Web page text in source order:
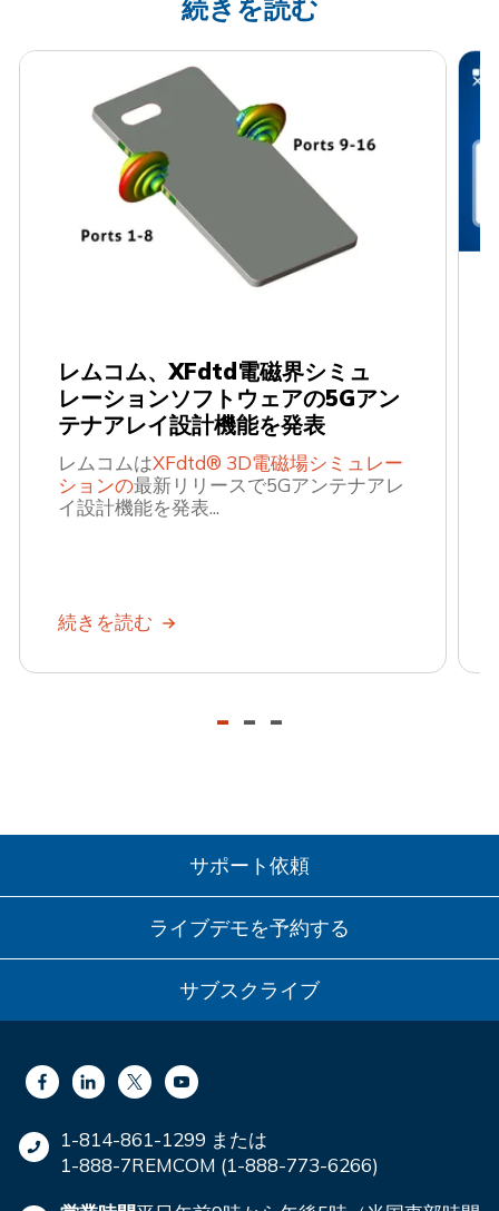
続きを読む
レムコム、XFdtd電磁界シミュ
レーションソフトウェアの5Gアン
テナアレイ設計機能を発表
レムコムはXFdtd® 3D電磁場シミュレー
ションの最新リリースで5Gアンテナアレ
イ設計機能を発表...
続きを読む
- - -
サポート依頼
ライブデモを予約する
サブスクライブ
1-814-861-1299 または
1-888-7REMCOM (1-888-773-6266)